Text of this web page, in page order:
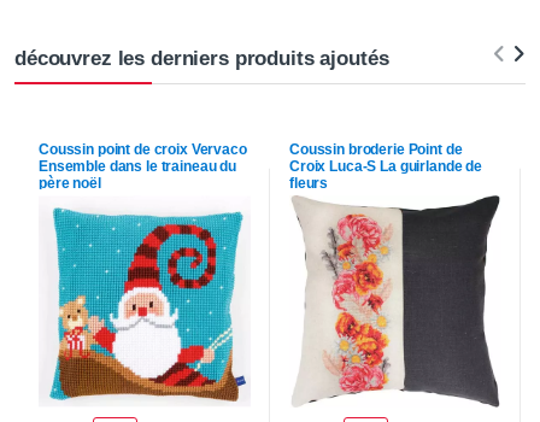
découvrez les derniers produits ajoutés
Coussin point de croix Vervaco
Ensemble dans le traineau du
père noël
Coussin broderie Point de
Croix Luca-S La guirlande de
fleurs